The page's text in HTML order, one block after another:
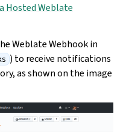
Hosted Weblate
Weblate Webhook in
) to receive notifications
as shown on the image